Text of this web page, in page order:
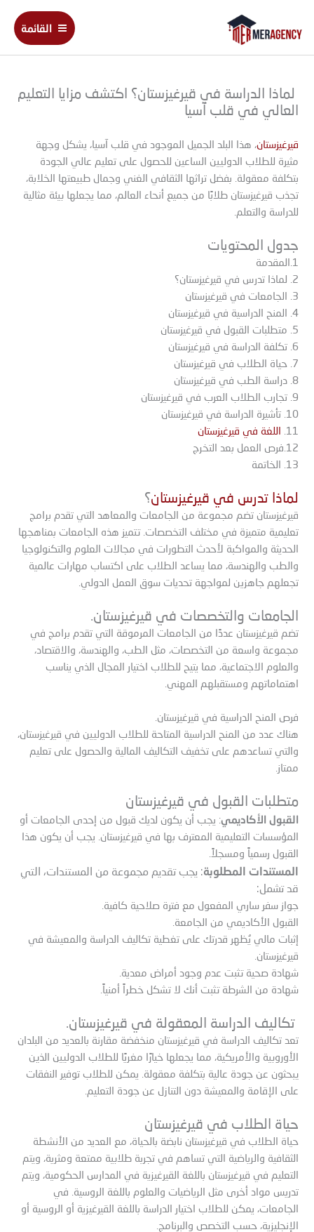
المحتوى
Main
Menu
القائمة
لماذا الدراسة في قيرغيزستان؟ اكتشف مزايا التعليم
العالي في قلب آسيا
قيرغيزستان، هذا البلد الجميل الموجود في قلب آسيا، يشكل وجهة
مثيرة للطلاب الدوليين الساعين للحصول على تعليم عالي الجودة
بتكلفة معقولة. بفضل تراثها الثقافي الغني وجمال طبيعتها الخلابة،
تجذب قيرغيزستان طلابًا من جميع أنحاء العالم، مما يجعلها بيئة مثالية
للدراسة والتعلم.
جدول المحتويات
1.المقدمة
2. لماذا تدرس في قيرغيزستان؟
3. الجامعات في قيرغيزستان
4. المنح الدراسية في قيرغيزستان
5. متطلبات القبول في قيرغيزستان
6. تكلفة الدراسة في قيرغيزستان
7. حياة الطلاب في قيرغيزستان
8. دراسة الطب في قيرغيزستان
9. تجارب الطلاب العرب في قيرغيزستان
10. تأشيرة الدراسة في قيرغيزستان
11.
اللغة في قيرغيزستان
12.فرص العمل بعد التخرج
13. الخاتمة
لماذا تدرس في قيرغيزستان؟
قيرغيزستان تضم مجموعة من الجامعات والمعاهد التي تقدم برامج
تعليمية متميزة في مختلف التخصصات. تتميز هذه الجامعات بمناهجها
الحديثة والمواكبة لأحدث التطورات في مجالات العلوم والتكنولوجيا
والطب والهندسة، مما يساعد الطلاب على اكتساب مهارات عالمية
تجعلهم جاهزين لمواجهة تحديات سوق العمل الدولي.
الجامعات والتخصصات في قيرغيزستان.
تضم قيرغيزستان عددًا من الجامعات المرموقة التي تقدم برامج في
مجموعة واسعة من التخصصات، مثل الطب، والهندسة، والاقتصاد،
والعلوم الاجتماعية، مما يتيح للطلاب اختيار المجال الذي يناسب
اهتماماتهم ومستقبلهم المهني.
فرص المنح الدراسية في قيرغيزستان.
هناك عدد من المنح الدراسية المتاحة للطلاب الدوليين في قيرغيزستان،
والتي تساعدهم على تخفيف التكاليف المالية والحصول على تعليم
ممتاز.
متطلبات القبول في قيرغيزستان
القبول الأكاديمي: يجب أن يكون لديك قبول من إحدى الجامعات أو
المؤسسات التعليمية المعترف بها في قيرغيزستان. يجب أن يكون هذا
القبول رسمياً ومسجلاً.
المستندات المطلوبة: يجب تقديم مجموعة من المستندات، التي
قد تشمل:
جواز سفر ساري المفعول مع فترة صلاحية كافية.
القبول الأكاديمي من الجامعة.
إثبات مالي يُظهر قدرتك على تغطية تكاليف الدراسة والمعيشة في
قيرغيزستان.
شهادة صحية تثبت عدم وجود أمراض معدية.
شهادة من الشرطة تثبت أنك لا تشكل خطراً أمنياً.
تكاليف الدراسة المعقولة في قيرغيزستان.
تعد تكاليف الدراسة في قيرغيزستان منخفضة مقارنة بالعديد من البلدان
الأوروبية والأمريكية، مما يجعلها خيارًا مغريًا للطلاب الدوليين الذين
يبحثون عن جودة عالية بتكلفة معقولة. يمكن للطلاب توفير النفقات
على الإقامة والمعيشة دون التنازل عن جودة التعليم.
حياة الطلاب في قيرغيزستان
حياة الطلاب في قيرغيزستان نابضة بالحياة، مع العديد من الأنشطة
الثقافية والرياضية التي تساهم في تجربة طلابية ممتعة ومثرية، ويتم
التعليم في قيرغيزستان باللغة القيرغيزية في المدارس الحكومية، ويتم
تدريس مواد أخرى مثل الرياضيات والعلوم باللغة الروسية. في
الجامعات، يمكن للطلاب اختيار الدراسة باللغة القيرغيزية أو الروسية أو
الإنجليزية، حسب التخصص والبرنامج.